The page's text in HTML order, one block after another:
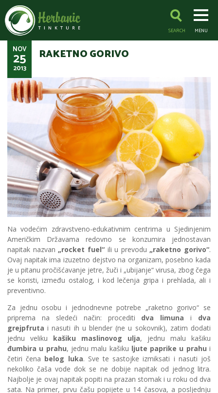
SEARCH MENU
NOV
25
2013
RAKETNO GORIVO
Na vodećim zdravstveno-edukativnim centrima u Sjedinjenim
Američkim Državama redovno se konzumira jednostavan
napitak nazvan „rocket fuel“ili u prevodu „raketno gorivo“.
Ovaj napitak ima izuzetno dejstvo na organizam, posebno kada
je u pitanu pročišćavanje jetre, žuči i „ubijanje“ virusa, zbog čega
se koristi, između ostalog, i kod lečenja gripa i prehlada, ali i
preventivno.
Za jednu osobu i jednodnevne potrebe „raketno gorivo“ se
priprema na sledeći način: procediti dva limuna i dva
grejpfruta i nasuti ih u blender (ne u sokovnik), zatim dodati
jednu veliku kašiku maslinovog ulja, jednu malu kašiku
đumbira u prahu, jednu malu kašiku ljute paprike u prahu i
četiri čena belog luka. Sve te sastojke izmiksati i nasuti još
nekoliko čaša vode dok se ne dobije napitak od jednog litra.
Najbolje je ovaj napitak popiti na prazan stomak i u roku od dva
sata. Na primer, prvu čašu popijete u 14 časova, a posljednju